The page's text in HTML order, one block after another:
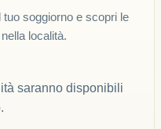
soggiorno e scopri le
località.
saranno disponibili